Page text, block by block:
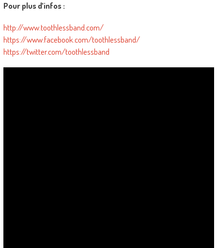
Pour plus d’infos :
http://www.toothlessband.com/
https://www.facebook.com/toothlessband/
https://twitter.com/toothlessband